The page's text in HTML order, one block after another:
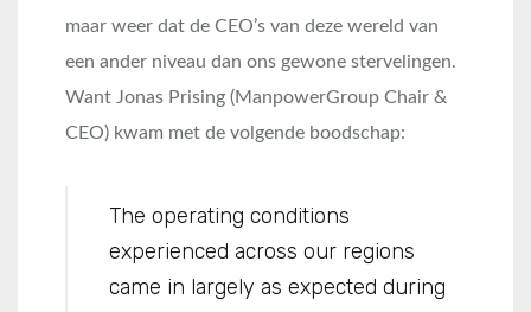
maar weer dat de CEO’s van deze wereld van
een ander niveau dan ons gewone stervelingen.
Want Jonas Prising (ManpowerGroup Chair &
CEO) kwam met de volgende boodschap:
The operating conditions
experienced across our regions
came in largely as expected during